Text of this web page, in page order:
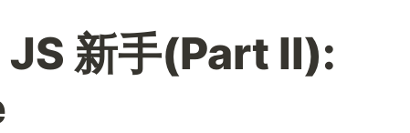
JS 新手(Part II):